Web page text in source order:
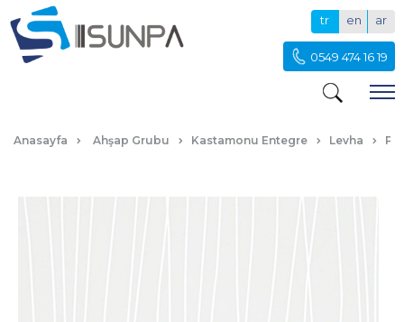
tr en ar
0549 474 16 19
Anasayfa Ahşap Grubu Kastamonu Entegre Levha